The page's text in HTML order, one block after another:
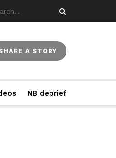
A STORY
NB debrief